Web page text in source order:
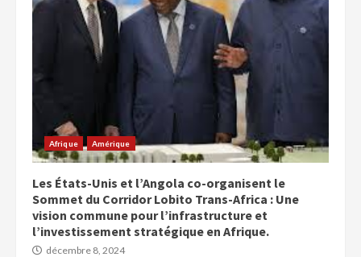
Afrique Amérique
Les États-Unis et l’Angola co-organisent le
Sommet du Corridor Lobito Trans-Africa : Une
vision commune pour l’infrastructure et
l’investissement stratégique en Afrique.
décembre 8, 2024